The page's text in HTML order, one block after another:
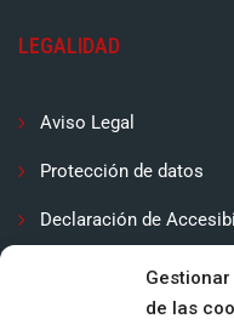
de las
LEGALIDAD
Aviso Legal
Protección de datos
Declaración de
Política de cookies (UE)